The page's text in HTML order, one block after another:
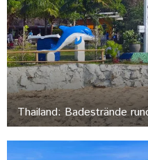
Thailand: Badestrände